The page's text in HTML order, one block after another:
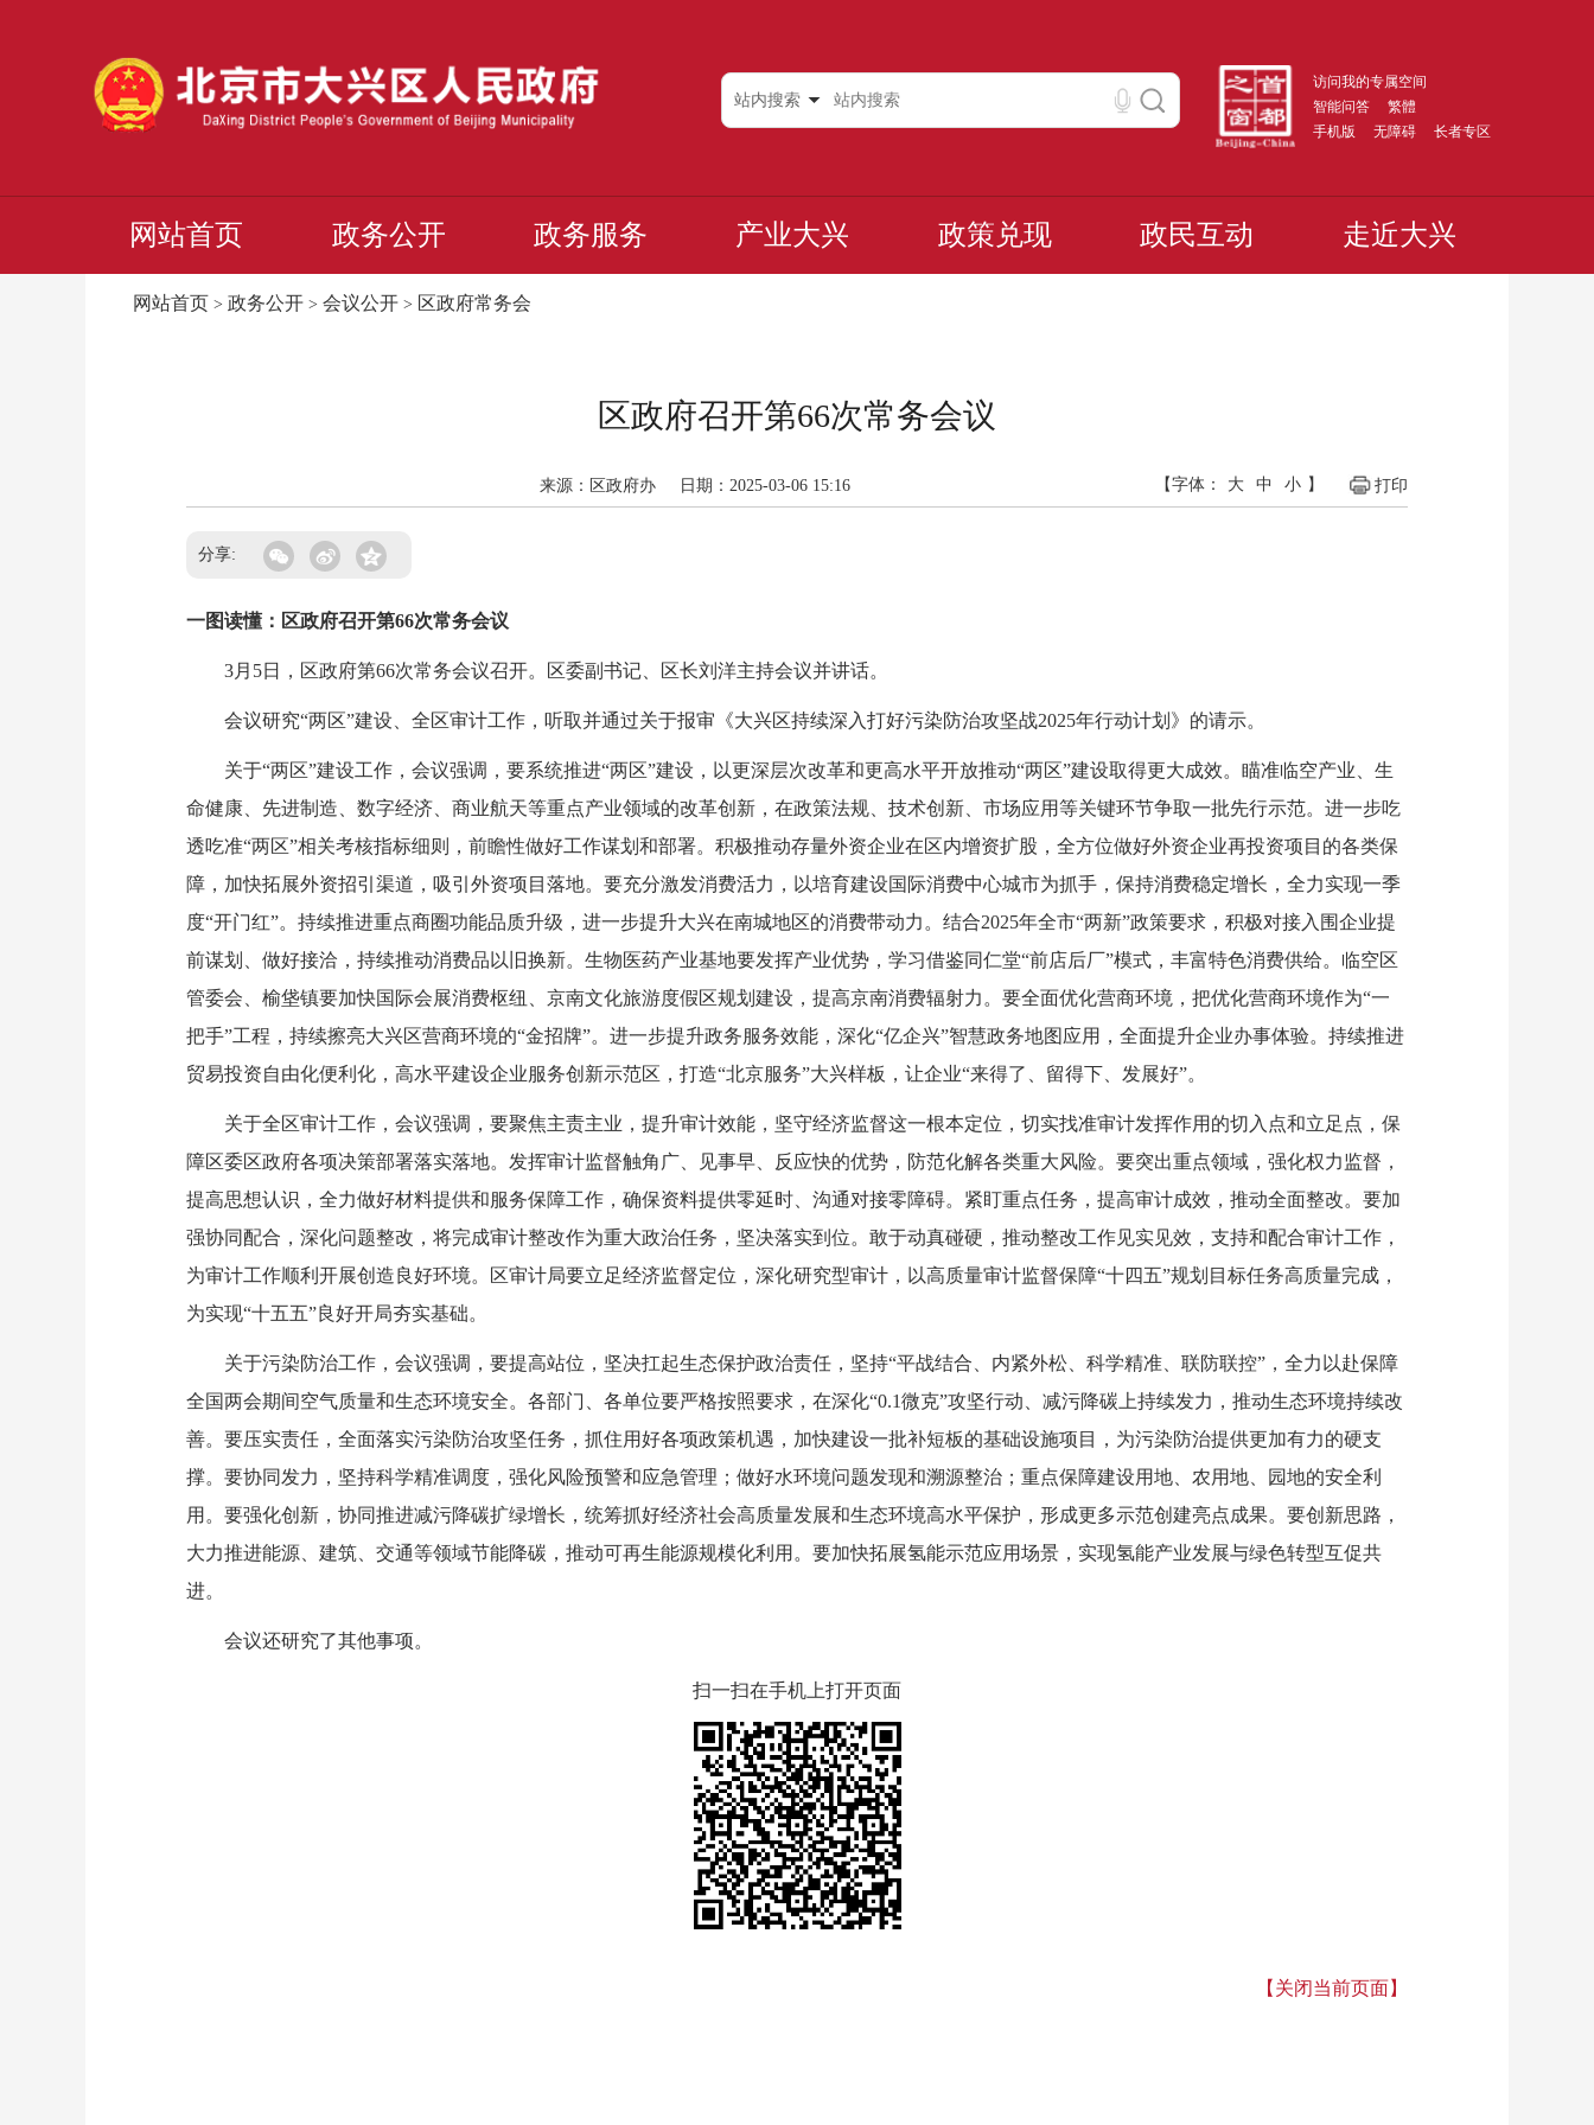
访问我的专属空间
智能问答
繁體
手机版
无障碍 长者专区
站内搜索
网站首页 政务公开 政务服务 产业大兴 政策兑现 政民互动 走近大兴
网站首页 > 政务公开 > 会议公开 > 区政府常务会
区政府召开第66次常务会议
来源：区政府办 日期：2025-03-06 15:16 打印
【字体： 大 中 小 】
分享:
一图读懂：区政府召开第66次常务会议
3月5日，区政府第66次常务会议召开。区委副书记、区长刘洋主持会议并讲话。
会议研究“两区”建设、全区审计工作，听取并通过关于报审《大兴区持续深入打好污染防治攻坚战2025年行动计划》的请示。
关于“两区”建设工作，会议强调，要系统推进“两区”建设，以更深层次改革和更高水平开放推动“两区”建设取得更大成效。瞄准临空产业、生
命健康、先进制造、数字经济、商业航天等重点产业领域的改革创新，在政策法规、技术创新、市场应用等关键环节争取一批先行示范。进一步吃
透吃准“两区”相关考核指标细则，前瞻性做好工作谋划和部署。积极推动存量外资企业在区内增资扩股，全方位做好外资企业再投资项目的各类保
障，加快拓展外资招引渠道，吸引外资项目落地。要充分激发消费活力，以培育建设国际消费中心城市为抓手，保持消费稳定增长，全力实现一季
度“开门红”。持续推进重点商圈功能品质升级，进一步提升大兴在南城地区的消费带动力。结合2025年全市“两新”政策要求，积极对接入围企业提
前谋划、做好接洽，持续推动消费品以旧换新。生物医药产业基地要发挥产业优势，学习借鉴同仁堂“前店后厂”模式，丰富特色消费供给。临空区
管委会、榆垡镇要加快国际会展消费枢纽、京南文化旅游度假区规划建设，提高京南消费辐射力。要全面优化营商环境，把优化营商环境作为“一
把手”工程，持续擦亮大兴区营商环境的“金招牌”。进一步提升政务服务效能，深化“亿企兴”智慧政务地图应用，全面提升企业办事体验。持续推进
贸易投资自由化便利化，高水平建设企业服务创新示范区，打造“北京服务”大兴样板，让企业“来得了、留得下、发展好”。
关于全区审计工作，会议强调，要聚焦主责主业，提升审计效能，坚守经济监督这一根本定位，切实找准审计发挥作用的切入点和立足点，保
障区委区政府各项决策部署落实落地。发挥审计监督触角广、见事早、反应快的优势，防范化解各类重大风险。要突出重点领域，强化权力监督，
提高思想认识，全力做好材料提供和服务保障工作，确保资料提供零延时、沟通对接零障碍。紧盯重点任务，提高审计成效，推动全面整改。要加
强协同配合，深化问题整改，将完成审计整改作为重大政治任务，坚决落实到位。敢于动真碰硬，推动整改工作见实见效，支持和配合审计工作，
为审计工作顺利开展创造良好环境。区审计局要立足经济监督定位，深化研究型审计，以高质量审计监督保障“十四五”规划目标任务高质量完成，
为实现“十五五”良好开局夯实基础。
关于污染防治工作，会议强调，要提高站位，坚决扛起生态保护政治责任，坚持“平战结合、内紧外松、科学精准、联防联控”，全力以赴保障
全国两会期间空气质量和生态环境安全。各部门、各单位要严格按照要求，在深化“0.1微克”攻坚行动、减污降碳上持续发力，推动生态环境持续改
善。要压实责任，全面落实污染防治攻坚任务，抓住用好各项政策机遇，加快建设一批补短板的基础设施项目，为污染防治提供更加有力的硬支
撑。要协同发力，坚持科学精准调度，强化风险预警和应急管理；做好水环境问题发现和溯源整治；重点保障建设用地、农用地、园地的安全利
用。要强化创新，协同推进减污降碳扩绿增长，统筹抓好经济社会高质量发展和生态环境高水平保护，形成更多示范创建亮点成果。要创新思路，
大力推进能源、建筑、交通等领域节能降碳，推动可再生能源规模化利用。要加快拓展氢能示范应用场景，实现氢能产业发展与绿色转型互促共
进。
会议还研究了其他事项。
扫一扫在手机上打开页面
【关闭当前页面】